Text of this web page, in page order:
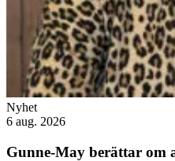
Nyhet
6 aug. 2026
Gunne-May berättar om